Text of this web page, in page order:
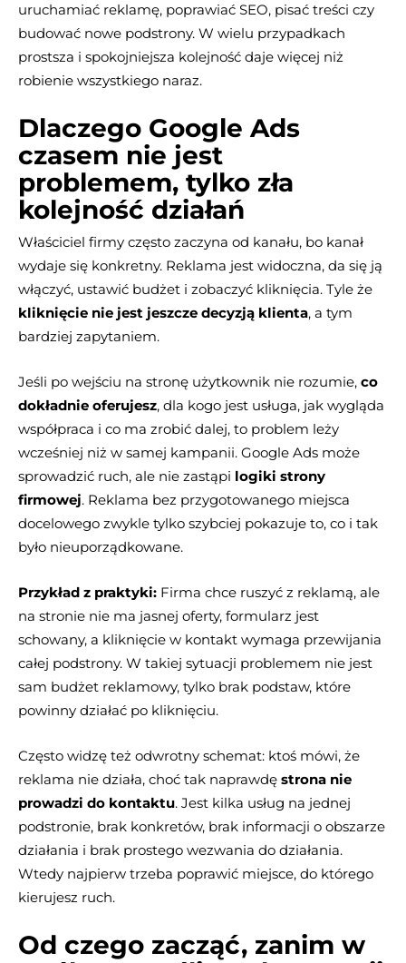
uruchamiać reklamę, poprawiać SEO, pisać treści czy
budować nowe podstrony. W wielu przypadkach
prostsza i spokojniejsza kolejność daje więcej niż
robienie wszystkiego naraz.
Dlaczego Google Ads
czasem nie jest
problemem, tylko zła
kolejność działań
Właściciel firmy często zaczyna od kanału, bo kanał
wydaje się konkretny. Reklama jest widoczna, da się ją
włączyć, ustawić budżet i zobaczyć kliknięcia. Tyle że
kliknięcie nie jest jeszcze decyzją klienta, a tym
bardziej zapytaniem.
Jeśli po wejściu na stronę użytkownik nie rozumie, co
dokładnie oferujesz, dla kogo jest usługa, jak wygląda
współpraca i co ma zrobić dalej, to problem leży
wcześniej niż w samej kampanii. Google Ads może
sprowadzić ruch, ale nie zastąpi logiki strony
firmowej. Reklama bez przygotowanego miejsca
docelowego zwykle tylko szybciej pokazuje to, co i tak
było nieuporządkowane.
Przykład z praktyki: Firma chce ruszyć z reklamą, ale
na stronie nie ma jasnej oferty, formularz jest
schowany, a kliknięcie w kontakt wymaga przewijania
całej podstrony. W takiej sytuacji problemem nie jest
sam budżet reklamowy, tylko brak podstaw, które
powinny działać po kliknięciu.
Często widzę też odwrotny schemat: ktoś mówi, że
reklama nie działa, choć tak naprawdę strona nie
prowadzi do kontaktu. Jest kilka usług na jednej
podstronie, brak konkretów, brak informacji o obszarze
działania i brak prostego wezwania do działania.
Wtedy najpierw trzeba poprawić miejsce, do którego
kierujesz ruch.
Od czego zacząć, zanim w